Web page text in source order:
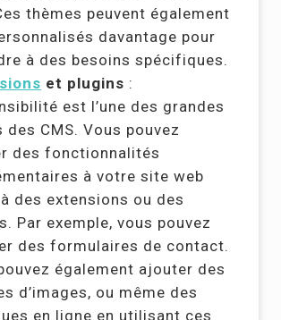
thèmes peuvent également
davantage pour
à des besoins spécifiques.
et plugins :
est l’une des grandes
CMS. Vous pouvez
des fonctionnalités
à votre site web
des extensions ou des
Par exemple, vous pouvez
des formulaires de contact.
également ajouter des
d’images, ou même des
en ligne en utilisant ces